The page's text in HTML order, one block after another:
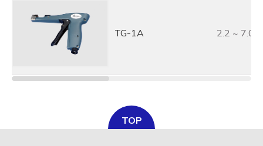
最大束线径 (mm)
全选
TG-1A 2.2 ~ 7.0
TOP